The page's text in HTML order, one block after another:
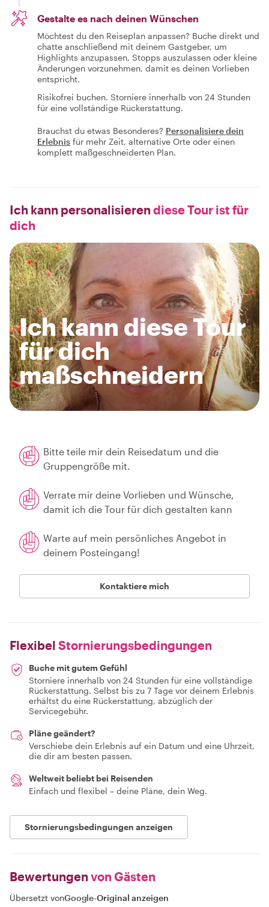
Gestalte es nach deinen Wünschen
Möchtest du den Reiseplan anpassen? Buche direkt und
chatte anschließend mit deinem Gastgeber, um
Highlights anzupassen, Stopps auszulassen oder kleine
Änderungen vorzunehmen, damit es deinen Vorlieben
entspricht.
Risikofrei buchen. Storniere innerhalb von 24 Stunden
für eine vollständige Rückerstattung.
Brauchst du etwas Besonderes? Personalisiere dein
Erlebnis für mehr Zeit, alternative Orte oder einen
komplett maßgeschneiderten Plan.
Ich kann personalisieren diese Tour ist für
dich
Ich kann diese Tour
für dich
maßschneidern
Bitte teile mir dein Reisedatum und die
Gruppengröße mit.
Verrate mir deine Vorlieben und Wünsche,
damit ich die Tour für dich gestalten kann
Warte auf mein persönliches Angebot in
deinem Posteingang!
Kontaktiere mich
Flexibel Stornierungsbedingungen
Buche mit gutem Gefühl
Storniere innerhalb von 24 Stunden für eine vollständige
Rückerstattung. Selbst bis zu 7 Tage vor deinem Erlebnis
erhältst du eine Rückerstattung, abzüglich der
Servicegebühr.
Pläne geändert?
Verschiebe dein Erlebnis auf ein Datum und eine Uhrzeit,
die dir am besten passen.
Weltweit beliebt bei Reisenden
Einfach und flexibel – deine Pläne, dein Weg.
Stornierungsbedingungen anzeigen
Bewertungen von Gästen
Übersetzt vonGoogle-Original anzeigen